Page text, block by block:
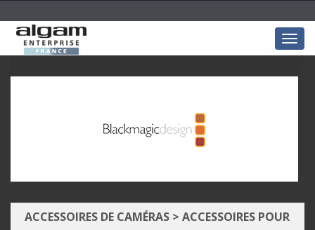
ACCESSOIRES DE CAMÉRAS > ACCESSOIRES POUR